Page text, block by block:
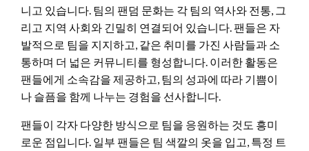
니고 있습니다. 팀의 팬덤 문화는 각 팀의 역사와 전통, 그
리고 지역 사회와 긴밀히 연결되어 있습니다. 팬들은 자
발적으로 팀을 지지하고, 같은 취미를 가진 사람들과 소
통하며 더 넓은 커뮤니티를 형성합니다. 이러한 활동은
팬들에게 소속감을 제공하고, 팀의 성과에 따라 기쁨이
나 슬픔을 함께 나누는 경험을 선사합니다.
팬들이 각자 다양한 방식으로 팀을 응원하는 것도 흥미
로운 점입니다. 일부 팬들은 팀 색깔의 옷을 입고, 특정 트